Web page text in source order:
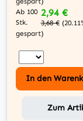
Ab 100
Stk.
2,94 €
3,68 €
gespart)
In den
Zum